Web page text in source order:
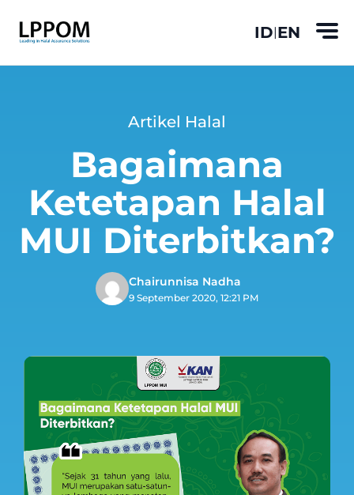
ID|EN
Artikel Halal
Bagaimana
Ketetapan Halal
MUI Diterbitkan?
Chairunnisa Nadha
9 September 2020, 12:21 PM